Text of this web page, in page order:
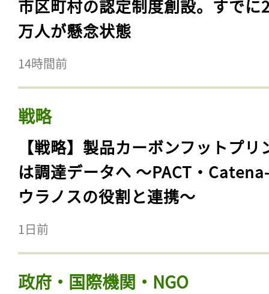
市区町村の認定制度創設。すでに
万人が懸念状態
14時間前
戦略
【戦略】製品カーボンフットプリ
は調達データへ 〜PACT・
ウラノスの役割と連携〜
1日前
政府・国際機関・NGO